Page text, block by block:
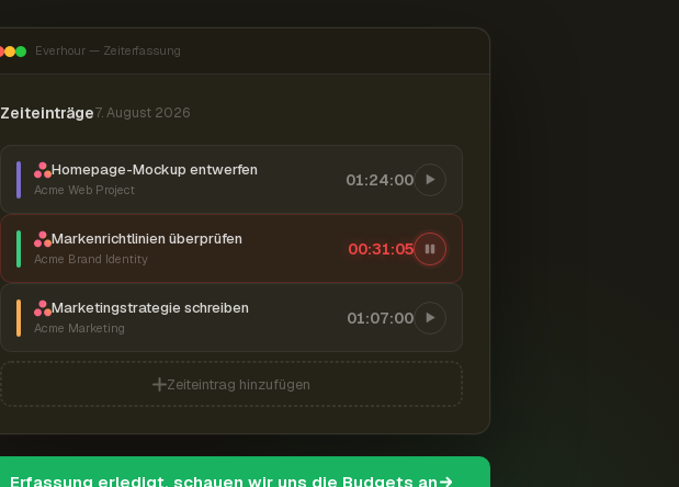
Everhour — Zeiterfassung
Zeiteinträge7. August 2026
Homepage-Mockup entwerfen
Acme Web Project
01:24:00
Markenrichtlinien überprüfen
Acme Brand Identity
00:31:06
Marketingstrategie schreiben
Acme Marketing
01:07:00
Zeiteintrag hinzufügen
Erfassung erledigt, schauen wir uns die Budgets an